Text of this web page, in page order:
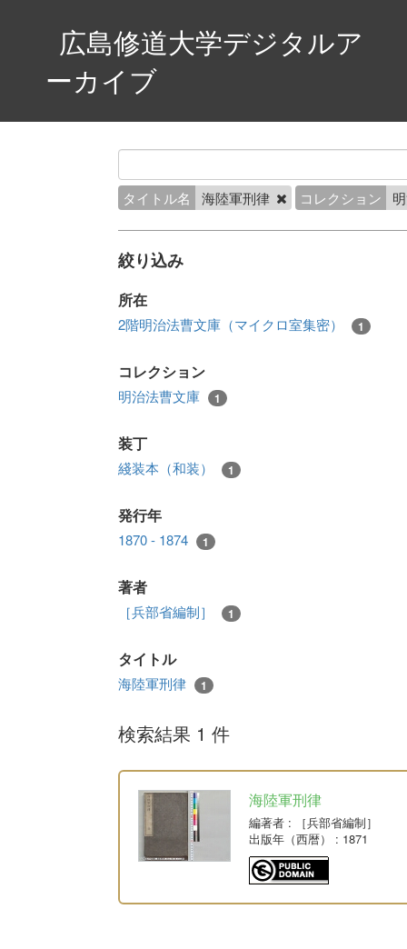
広島修道大学デジタルア
ーカイブ
タイトル名 海陸軍刑律 コレクション
絞り込み
所在
2階明治法曹文庫（マイクロ室集密） 1
コレクション
明治法曹文庫 1
装丁
綫装本（和装） 1
発行年
1870 - 1874 1
著者
［兵部省編制］ 1
タイトル
海陸軍刑律 1
検索結果 1 件
海陸軍刑律
編著者 : ［兵部省編制］
出版年（西暦）
: 1871